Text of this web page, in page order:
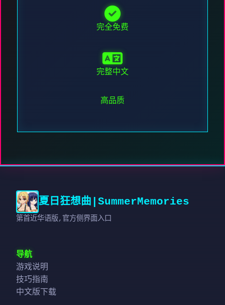
完全免费
完整中文
高品质
夏日狂想曲|SummerMemories
第首近华语版,官方侧界面入口
导航
游戏说明
技巧指南
中文版下载